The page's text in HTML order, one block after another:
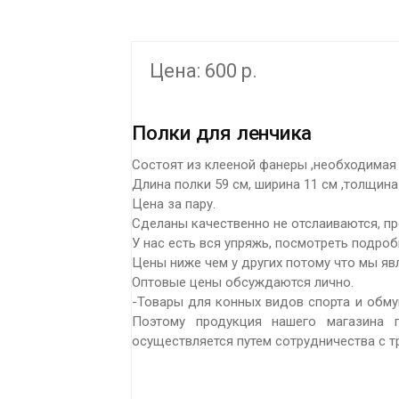
Цена: 600 р.
Полки для ленчика
Состоят из клееной фанеры ,необходимая
Длина полки 59 см, ширина 11 см
Цена за пару.
Сделаны качественно не отслаиваются,
У нас есть вся упряжь, посмотреть
Цены ниже чем у других потому что мы
Оптовые цены обсуждаются лично.
-Товары для конных видов спорта и
Поэтому продукция нашего магазина
осуществляется путем сотрудничества с